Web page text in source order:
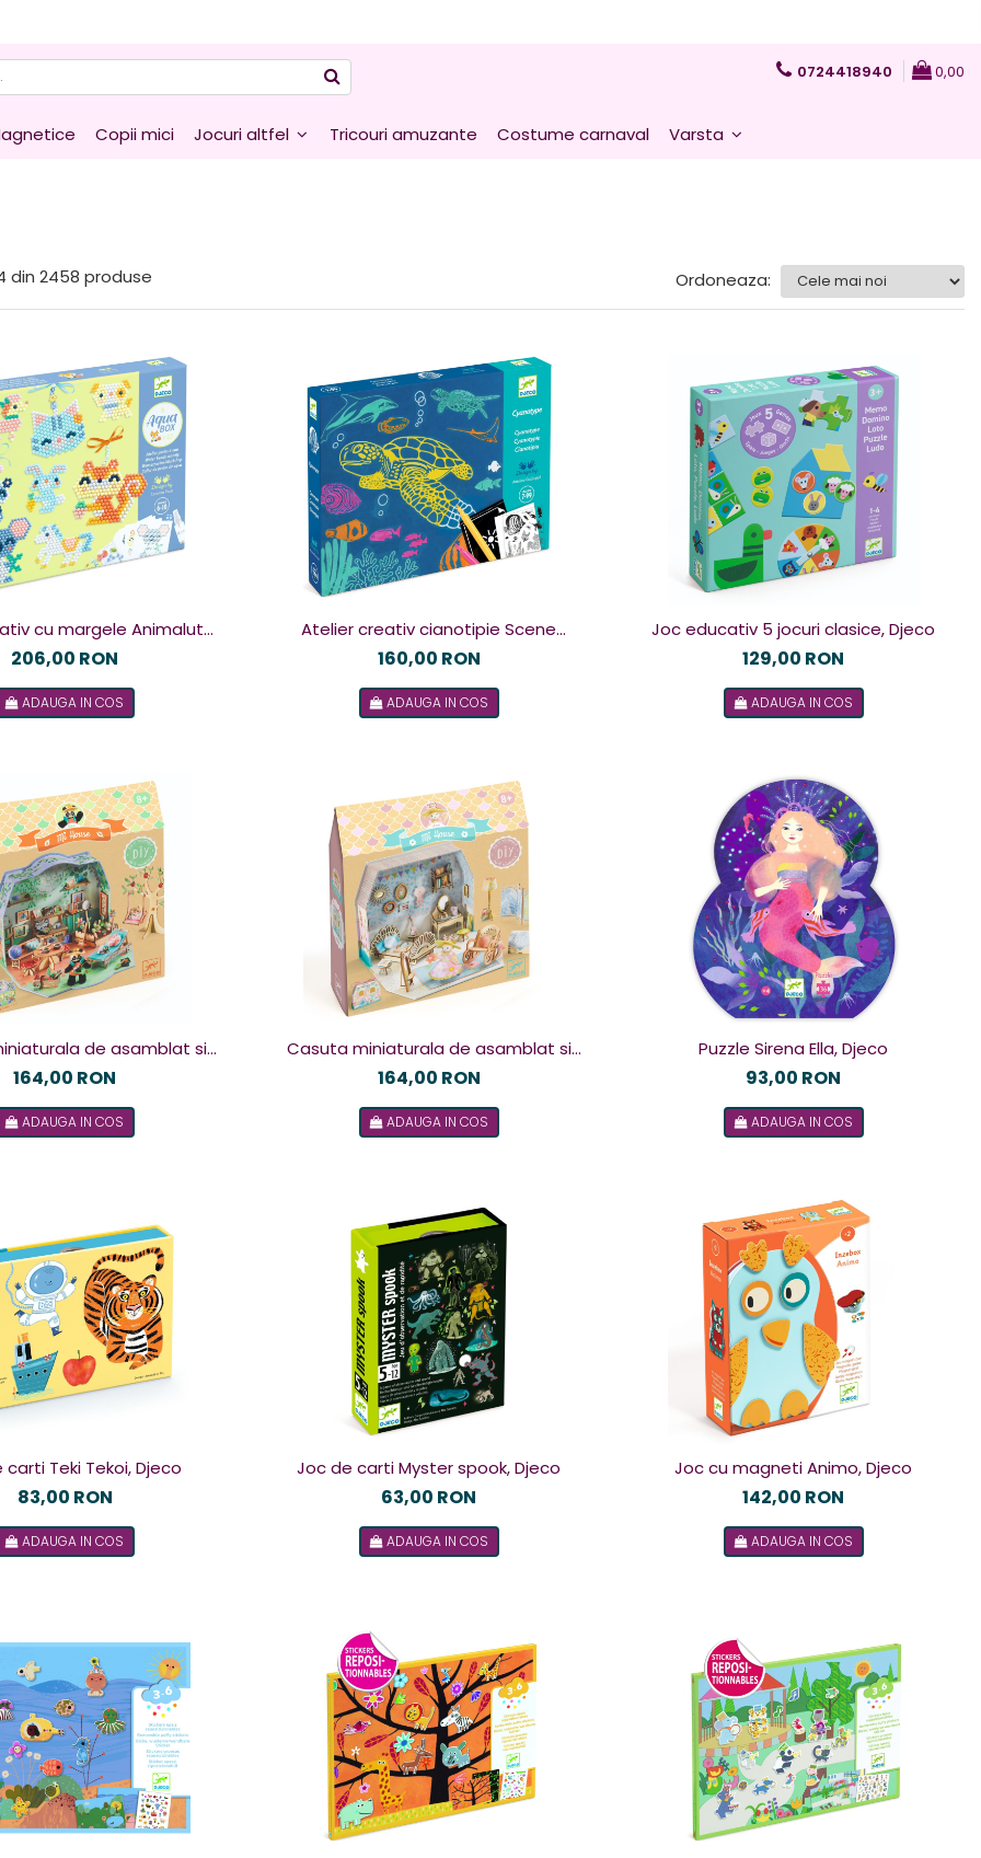
0724418940 0,00
Copii mici Jocuri altfel Tricouri amuzante Costume carnaval Varsta
din 2458 produse Ordoneaza:
cu margele Animalute
norocoase, Djeco
206,00 RON
ADAUGA IN COS
Atelier creativ cianotipie Scene
subacvatice, Djeco
160,00 RON
ADAUGA IN COS
Joc educativ 5 jocuri clasice, Djeco
129,00 RON
ADAUGA IN COS
de asamblat si
Olive , Djeco
164,00 RON
ADAUGA IN COS
Casuta miniaturala de asamblat si
colorat Alba, Djeco
164,00 RON
ADAUGA IN COS
Puzzle Sirena Ella, Djeco
93,00 RON
ADAUGA IN COS
carti Teki Tekoi, Djeco
83,00 RON
ADAUGA IN COS
Joc de carti Myster spook, Djeco
63,00 RON
ADAUGA IN COS
Joc cu magneti Animo, Djeco
142,00 RON
ADAUGA IN COS